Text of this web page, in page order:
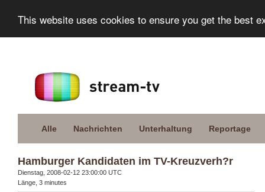
This website uses cookies to ensure you get the best
Alle Nachrichten Unterhaltung Reportage
Hamburger Kandidaten im TV-Kreuzverh?r
Dienstag, 2008-02-12 23:00:00 UTC
Länge, 3 minutes